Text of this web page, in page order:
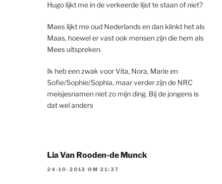
Hugo lijkt me in de verkeerde lijst te staan of niet?
Maes lijkt me oud Nederlands en dan klinkt het als
Maas, hoewel er vast ook mensen zijn die hem als
Mees uitspreken.
Ik heb een zwak voor Vita, Nora, Marie en
Sofie/Sophie/Sophia, maar verder zijn de NRC
meisjesnamen niet zo mijn ding. Bij de jongens is
dat wel anders
Lia Van Rooden-de Munck
24-10-2013 OM 21:37